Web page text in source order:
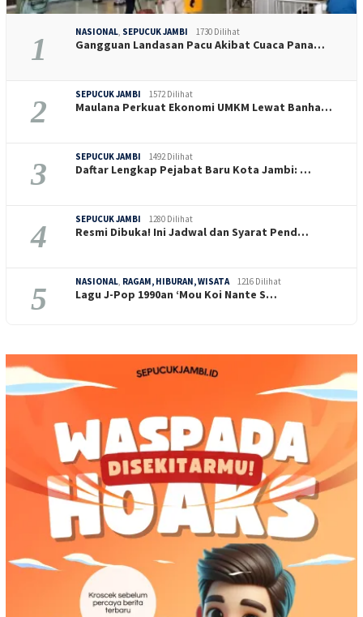
1 NASIONAL, SEPUCUK JAMBI 1730 Dilihat
Gangguan Landasan Pacu Akibat Cuaca Pana…
2 SEPUCUK JAMBI 1572 Dilihat
Maulana Perkuat Ekonomi UMKM Lewat Banha…
3 SEPUCUK JAMBI 1492 Dilihat
Daftar Lengkap Pejabat Baru Kota Jambi: …
4 SEPUCUK JAMBI 1280 Dilihat
Resmi Dibuka! Ini Jadwal dan Syarat Pend…
5 NASIONAL, RAGAM, HIBURAN, WISATA 1216 Dilihat
Lagu J-Pop 1990an ‘Mou Koi Nante S…